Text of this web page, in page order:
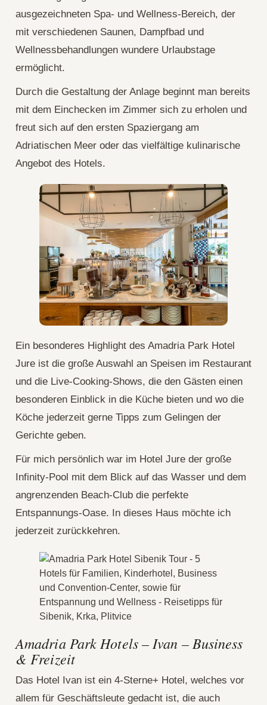
ausgezeichneten Spa- und Wellness-Bereich, der
mit verschiedenen Saunen, Dampfbad und
Wellnessbehandlungen wundere Urlaubstage
ermöglicht.
Durch die Gestaltung der Anlage beginnt man bereits
mit dem Einchecken im Zimmer sich zu erholen und
freut sich auf den ersten Spaziergang am
Adriatischen Meer oder das vielfältige kulinarische
Angebot des Hotels.
Ein besonderes Highlight des Amadria Park Hotel
Jure ist die große Auswahl an Speisen im Restaurant
und die Live-Cooking-Shows, die den Gästen einen
besonderen Einblick in die Küche bieten und wo die
Köche jederzeit gerne Tipps zum Gelingen der
Gerichte geben.
Für mich persönlich war im Hotel Jure der große
Infinity-Pool mit dem Blick auf das Wasser und dem
angrenzenden Beach-Club die perfekte
Entspannungs-Oase. In dieses Haus möchte ich
jederzeit zurückkehren.
Amadria Park Hotels – Ivan – Business
& Freizeit
Das Hotel Ivan ist ein 4-Sterne+ Hotel, welches vor
allem für Geschäftsleute gedacht ist, die auch